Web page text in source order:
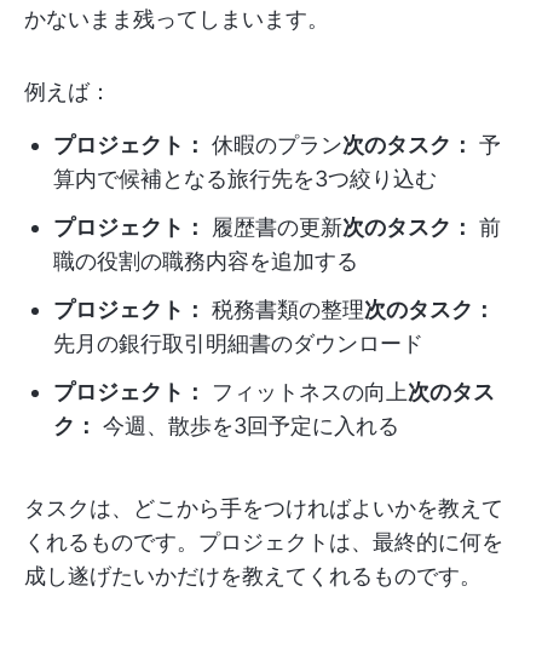
かないまま残ってしまいます。
例えば：
プロジェクト： 休暇のプラン次のタスク： 予
算内で候補となる旅行先を3つ絞り込む
プロジェクト：
履歴書の更新次のタスク： 前
職の役割の職務内容を追加する
プロジェクト： 税務書類の整理次のタスク：
先月の銀行取引明細書のダウンロード
プロジェクト：
フィットネスの向上次のタス
ク： 今週、散歩を3回予定に入れる
タスクは、どこから手をつければよいかを教えて
くれるものです。プロジェクトは、最終的に何を
成し遂げたいかだけを教えてくれるものです。